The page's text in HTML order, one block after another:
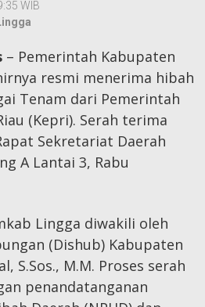
WIB
– Pemerintah Kabupaten
resmi menerima hibah
Tenam dari Pemerintah
(Kepri). Serah terima
Sekretariat Daerah
A Lantai 3, Rabu
Lingga diwakili oleh
(Dishub) Kabupaten
S.Sos., M.M. Proses serah
penandatanganan